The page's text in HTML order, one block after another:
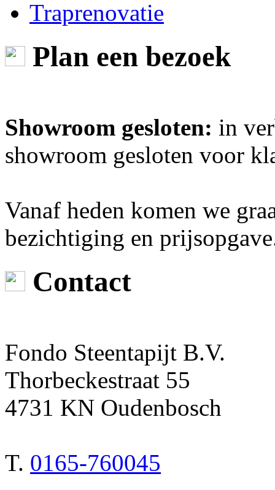
Traprenovatie
Plan een bezoek
Showroom gesloten: in
showroom gesloten voor
Vanaf heden komen we
bezichtiging en
Contact
Fondo Steentapijt B.V.
Thorbeckestraat 55
4731 KN Oudenbosch
T. 0165-760045